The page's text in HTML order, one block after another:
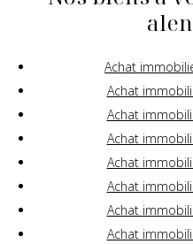
Achat
Achat
Achat
Achat
Achat
Achat
Achat
Achat